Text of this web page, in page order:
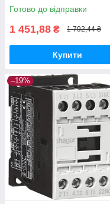
Готово до відправки
1 451,88 ₴ 1 792,44 ₴
Купити
–19%